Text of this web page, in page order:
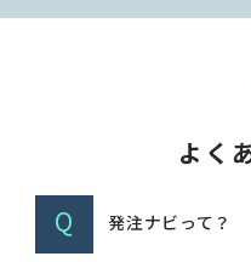
よく
Q 発注ナビって？